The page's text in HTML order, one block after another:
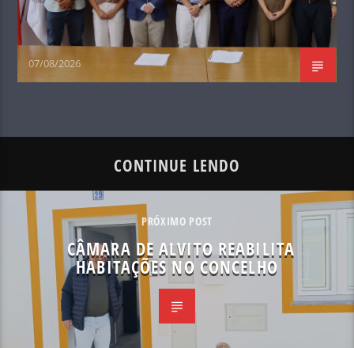
07/08/2026
CONTINUE LENDO
PRÓXIMO POST
CÂMARA DE ALVITO REABILITA
HABITAÇÕES NO CONCELHO